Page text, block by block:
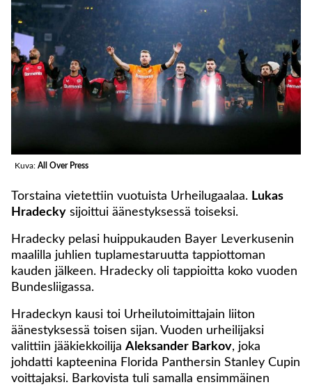
Kuva: All Over Press
Torstaina vietettiin vuotuista Urheilugaalaa. Lukas
Hradecky sijoittui äänestyksessä toiseksi.
Hradecky pelasi huippukauden Bayer Leverkusenin
maalilla juhlien tuplamestaruutta tappiottoman
kauden jälkeen. Hradecky oli tappioitta koko vuoden
Bundesliigassa.
Hradeckyn kausi toi Urheilutoimittajain liiton
äänestyksessä toisen sijan. Vuoden urheilijaksi
valittiin jääkiekkoilija Aleksander Barkov, joka
johdatti kapteenina Florida Panthersin Stanley Cupin
voittajaksi. Barkovista tuli samalla ensimmäinen